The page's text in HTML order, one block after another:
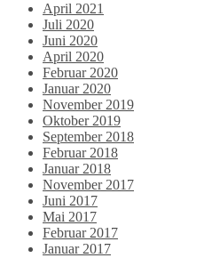
April 2021
Juli 2020
Juni 2020
April 2020
Februar 2020
Januar 2020
November 2019
Oktober 2019
September 2018
Februar 2018
Januar 2018
November 2017
Juni 2017
Mai 2017
Februar 2017
Januar 2017